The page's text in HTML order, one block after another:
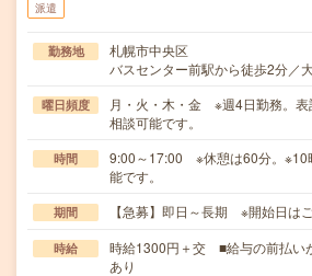
派遣
勤務地
札幌市中央区
バスセンター前駅から徒歩2分／
曜日頻度
月・火・木・金 ※週4日勤務。表
相談可能です。
時間
9:00～17:00 ※休憩は60分。※10
能です。
期間 【急募】即日～長期 ※開始日は
時給
時給1300円＋交 ■給与の前払い
あり